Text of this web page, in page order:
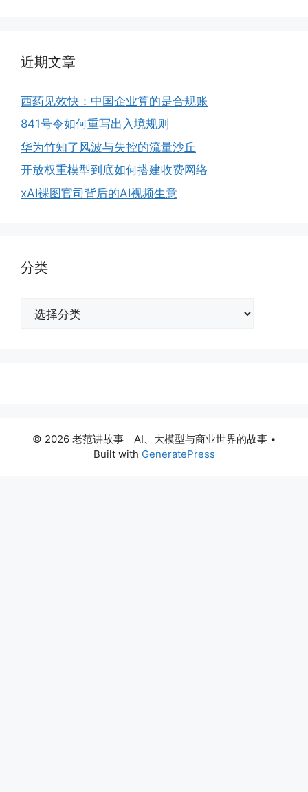
近期文章
西药见效快：中国企业算的是合规账
841号令如何重写出入境规则
华为竹知了风波与失控的流量沙丘
开放权重模型到底如何搭建收费网络
xAI裸图官司背后的AI视频生意
分类
© 2026 老范讲故事｜AI、大模型与商业世界的故事 •
Built with GeneratePress